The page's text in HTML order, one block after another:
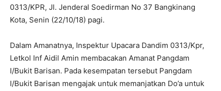
0313/KPR, Jl. Jenderal Soedirman No 37 Bangkinang
Kota, Senin (22/10/18) pagi.
Dalam Amanatnya, Inspektur Upacara Dandim 0313/Kpr,
Letkol Inf Aidil Amin membacakan Amanat Pangdam
I/Bukit Barisan. Pada kesempatan tersebut Pangdam
I/Bukit Barisan mengajak untuk memanjatkan Do’a untuk